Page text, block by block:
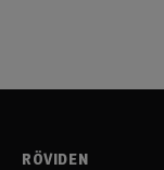
RÖVIDEN